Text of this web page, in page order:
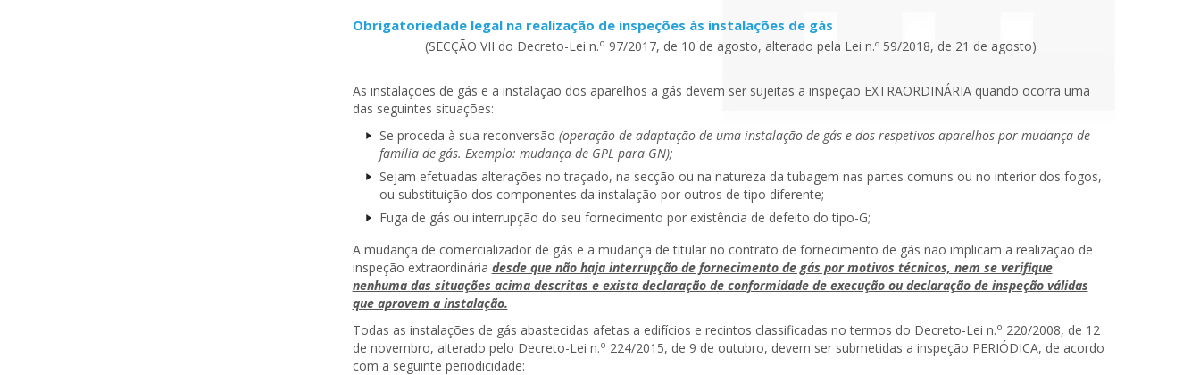
Obrigatoriedade legal na realização de inspeções às instalações de gás
(SECÇÃO VII do Decreto-Lei n.o 97/2017, de 10 de agosto, alterado pela Lei n.º 59/2018, de 21 de agosto)
As instalações de gás e a instalação dos aparelhos a gás devem ser sujeitas a inspeção EXTRAORDINÁRIA quando ocorra uma
das seguintes situações:
Se proceda à sua reconversão (operação de adaptação de uma instalação de gás e dos respetivos aparelhos por mudança de
família de gás. Exemplo: mudança de GPL para GN);
Sejam efetuadas alterações no traçado, na secção ou na natureza da tubagem nas partes comuns ou no interior dos fogos,
ou substituição dos componentes da instalação por outros de tipo diferente;
Fuga de gás ou interrupção do seu fornecimento por existência de defeito do tipo-G;
A mudança de comercializador de gás e a mudança de titular no contrato de fornecimento de gás não implicam a realização de
inspeção extraordinária desde que não haja interrupção de fornecimento de gás por motivos técnicos, nem se verifique
nenhuma das situações acima descritas e exista declaração de conformidade de execução ou declaração de inspeção válidas
que aprovem a instalação.
Todas as instalações de gás abastecidas afetas a edifícios e recintos classificadas no termos do Decreto-Lei n.o 220/2008, de 12
de novembro, alterado pelo Decreto-Lei n.o 224/2015, de 9 de outubro, devem ser submetidas a inspeção PERIÓDICA, de acordo
com a seguinte periodicidade: